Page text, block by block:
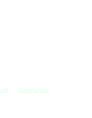
Datenschutz